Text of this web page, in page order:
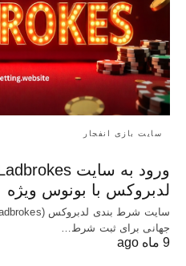
سایت بازی انفجار
لدبروکس با بونوس ویژه
جهانی برای ثبت شرط…
9 ماه ago